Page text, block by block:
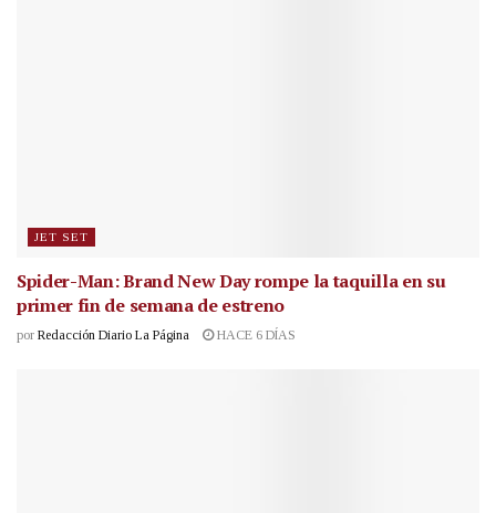
JET SET
Spider-Man: Brand New Day rompe la taquilla en su
primer fin de semana de estreno
por Redacción Diario La Página HACE 6 DÍAS